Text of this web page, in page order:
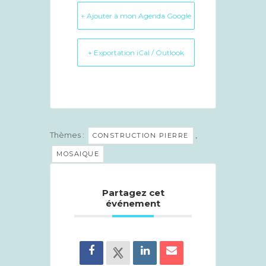
+ Ajouter à mon Agenda Google
+ Exportation iCal / Outlook
Thèmes : CONSTRUCTION PIERRE
MOSAIQUE
Partagez cet
événement